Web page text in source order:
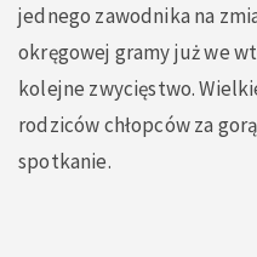
jednego zawodnika na
okręgowej gramy już we
kolejne zwycięstwo.
rodziców chłopców za
spotkanie.